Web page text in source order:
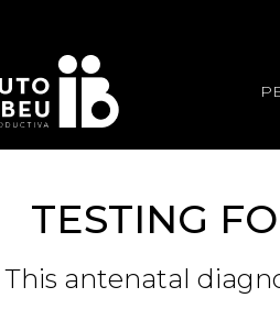
TESTING
This antenatal